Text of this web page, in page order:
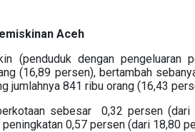
Aceh
(penduduk dengan
(16,89 persen), bertambah
jumlahnya 841 ribu orang (16,43
kotaan sebesar 0,32 persen (dari
0,57 persen (dari 18,80